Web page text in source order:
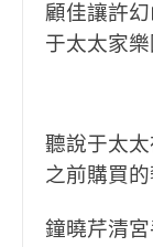
顧佳讓許
于太太家
聽說于太
之前購買
鐘曉芹清